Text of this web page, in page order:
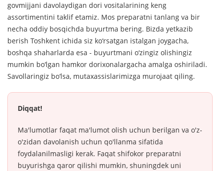
govmijjani davolaydigan dori vositalarining keng
assortimentini taklif etamiz. Mos preparatni tanlang va bir
necha oddiy bosqichda buyurtma bering. Bizda yetkazib
berish Toshkent ichida siz ko‘rsatgan istalgan joygacha,
boshqa shaharlarda esa - buyurtmani o‘zingiz olishingiz
mumkin bo‘lgan hamkor dorixonalargacha amalga oshiriladi.
Savollaringiz bo‘lsa, mutaxassislarimizga murojaat qiling.
Diqqat!
Ma'lumotlar faqat ma'lumot olish uchun berilgan va o'z-
o'zidan davolanish uchun qo'llanma sifatida
foydalanilmasligi kerak. Faqat shifokor preparatni
buyurishga qaror qilishi mumkin, shuningdek uni